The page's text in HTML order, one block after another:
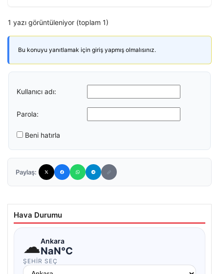
1 yazı görüntüleniyor (toplam 1)
Bu konuyu yanıtlamak için giriş yapmış olmalısınız.
Kullanıcı adı:
Parola:
Beni hatırla
Paylaş:
Hava Durumu
☁Ankara
NaN°C
ŞEHIR SEÇ